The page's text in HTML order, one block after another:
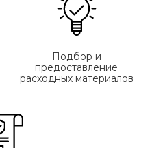
Подбор и
предоставление
расходных материалов